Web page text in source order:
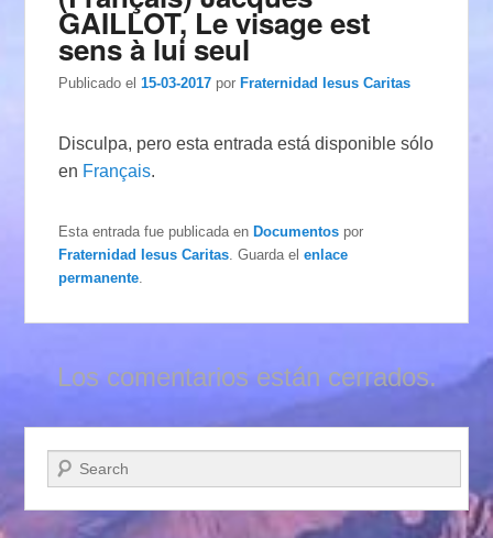
GAILLOT, Le visage est
sens à lui seul
Publicado el 15-03-2017 porFraternidad Iesus Caritas
Disculpa, pero esta entrada está disponible sólo
en Français.
Esta entrada fue publicada enDocumentos por
Fraternidad Iesus Caritas . Guarda elenlace
permanente
Los comentarios están cerrados.
Buscar